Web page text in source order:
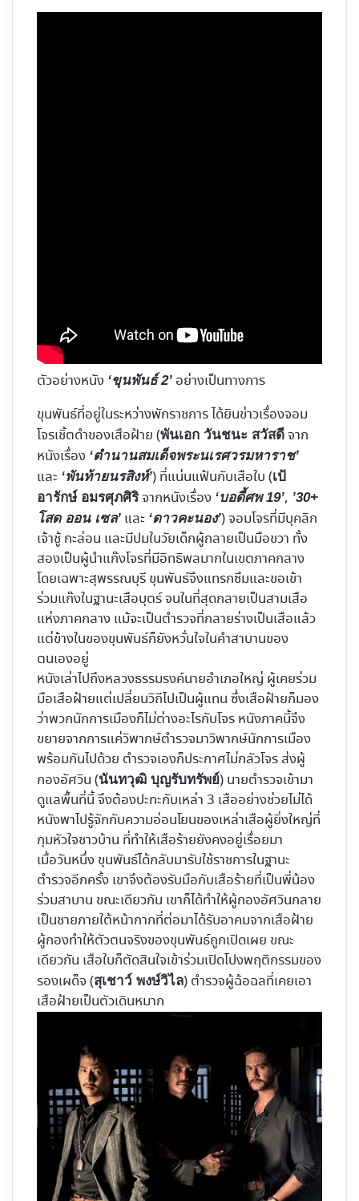
ตัวอย่างหนัง ‘ขุนพันธ์ 2’ อย่างเป็นทางการ
ขุนพันธ์ที่อยู่ในระหว่างพักราชการ ได้ยินข่าวเรื่องจอม
โจรเชิ้ตดำของเสือฝ้าย (พันเอก วันชนะ สวัสดี จาก
หนังเรื่อง ‘ตำนานสมเด็จพระนเรศวรมหาราช’
และ ‘พันท้ายนรสิงห์’) ที่แน่นแฟ้นกับเสือใบ (เป้
อารักษ์ อมรศุภศิริจากหนังเรื่อง ‘บอดี้ศพ 19’, ’30+
โสด ออน เซล’ และ ‘ดาวคะนอง’) จอมโจรที่มีบุคลิก
เจ้าชู้ กะล่อน และมีปมในวัยเด็กผู้กลายเป็นมือขวา ทั้ง
สองเป็นผู้นำแก๊งโจรที่มีอิทธิพลมากในเขตภาคกลาง
โดยเฉพาะสุพรรณบุรี ขุนพันธ์จึงแทรกซึมและขอเข้า
ร่วมแก๊งในฐานะเสือบุตร์ จนในที่สุดกลายเป็นสามเสือ
แห่งภาคกลาง แม้จะเป็นตำรวจที่กลายร่างเป็นเสือแล้ว
แต่ข้างในของขุนพันธ์ก็ยังหวั่นใจในคำสาบานของ
ตนเองอยู่
หนังเล่าไปถึงหลวงธรรมรงค์นายอำเภอใหญ่ ผู้เคยร่วม
มือเสือฝ้ายแต่เปลี่ยนวิถีไปเป็นผู้แทน ซึ่งเสือฝ้ายก็มอง
ว่าพวกนักการเมืองก็ไม่ต่างอะไรกับโจร หนังภาคนี้จึง
ขยายจากการแค่วิพากษ์ตำรวจมาวิพากษ์นักการเมือง
พร้อมกันไปด้วย ตำรวจเองก็ประกาศไม่กลัวโจร ส่งผู้
กองอัศวิน (นันทวุฒิ บุญรับทรัพย์) นายตำรวจเข้ามา
ดูแลพื้นที่นี้ จึงต้องปะทะกับเหล่า 3 เสืออย่างช่วยไม่ได้
หนังพาไปรู้จักกับความอ่อนโยนของเหล่าเสือผู้ยิ่งใหญ่ที่
กุมหัวใจชาวบ้าน ที่ทำให้เสือร้ายยังคงอยู่เรื่อยมา
เมื่อวันหนึ่ง ขุนพันธ์ได้กลับมารับใช้ราชการในฐานะ
ตำรวจอีกครั้ง เขาจึงต้องรับมือกับเสือร้ายที่เป็นพี่น้อง
ร่วมสาบาน ขณะเดียวกัน เขาก็ได้ทำให้ผู้กองอัศวินกลาย
เป็นชายภายใต้หน้ากากที่ต่อมาได้รับอาคมจากเสือฝ้าย
ผู้กองทำให้ตัวตนจริงของขุนพันธ์ถูกเปิดเผย ขณะ
เดียวกัน เสือใบก็ตัดสินใจเข้าร่วมเปิดโปงพฤติกรรมของ
รองเผด็จ (สุเชาว์ พงษ์วิไล) ตำรวจผู้ฉ้อฉลที่เคยเอา
เสือฝ้ายเป็นตัวเดินหมาก